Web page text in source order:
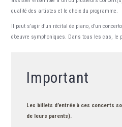
qualité des artistes et le choix du programme.
Il peut s’agir d’un récital de piano, d’un
d’oeuvre symphoniques. Dans tous les cas, le
Important
Les billets d’entrée à ces concerts
de leurs parents).